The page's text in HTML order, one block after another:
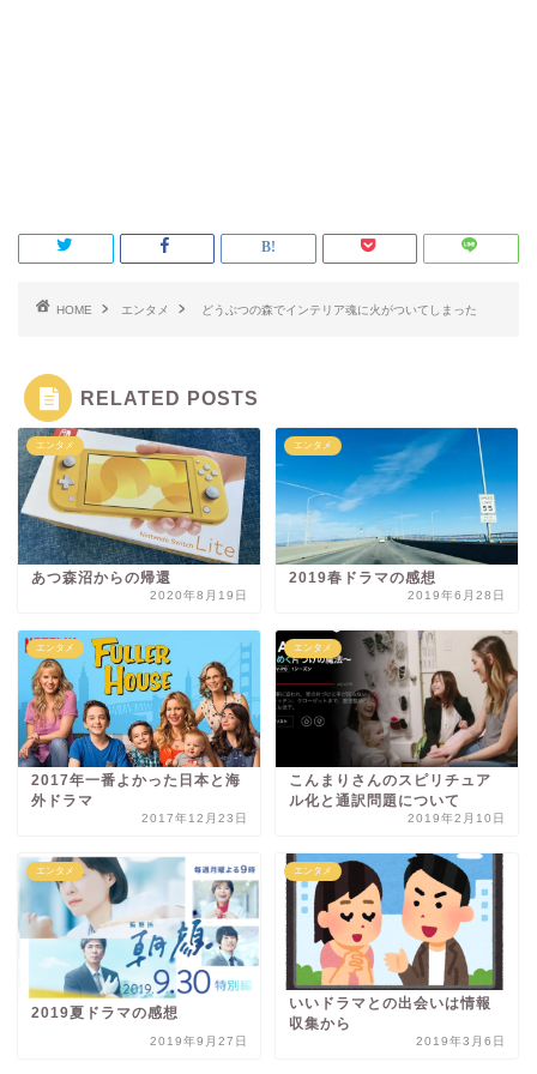
HOME エンタメ どうぶつの森でインテリア魂に火がついてしまった
RELATED POSTS
エンタメ
あつ森沼からの帰還
2020年8月19日
エンタメ
2019春ドラマの感想
2019年6月28日
エンタメ
2017年一番よかった日本と海
外ドラマ
2017年12月23日
エンタメ
こんまりさんのスピリチュア
ル化と通訳問題について
2019年2月10日
エンタメ
2019夏ドラマの感想
2019年9月27日
エンタメ
いいドラマとの出会いは情報
収集から
2019年3月6日